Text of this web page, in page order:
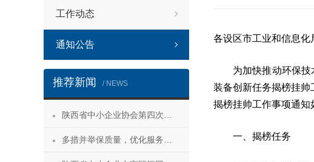
工作动态
通知公告
推荐新闻 / NEWS
各设区市工业和信息化
为加快推动环保
装备创新任务揭榜挂帅
揭榜挂帅工作事项通知
一、揭榜任务